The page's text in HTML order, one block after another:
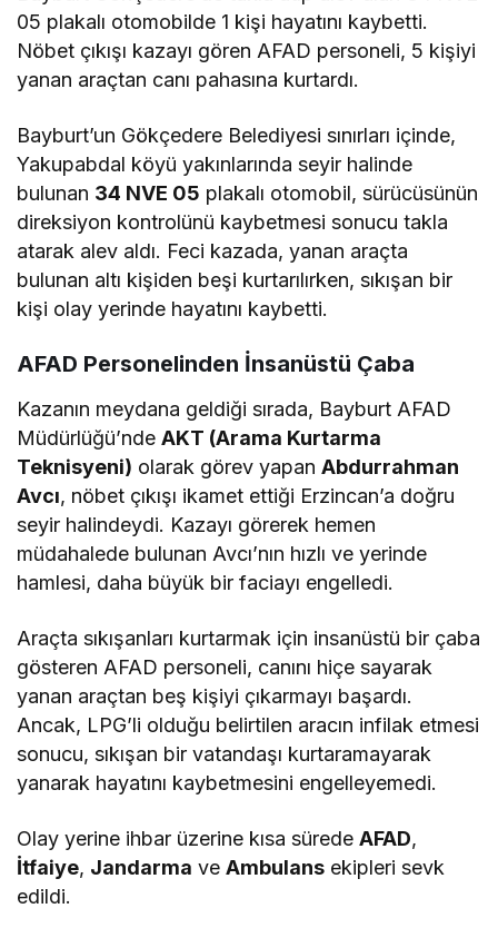
05 plakalı otomobilde 1 kişi hayatını kaybetti.
Nöbet çıkışı kazayı gören AFAD personeli, 5 kişiyi
yanan araçtan canı pahasına kurtardı.
Bayburt’un Gökçedere Belediyesi sınırları içinde,
Yakupabdal köyü yakınlarında seyir halinde
bulunan 34 NVE 05 plakalı otomobil, sürücüsünün
direksiyon kontrolünü kaybetmesi sonucu takla
atarak alev aldı. Feci kazada, yanan araçta
bulunan altı kişiden beşi kurtarılırken, sıkışan bir
kişi olay yerinde hayatını kaybetti.
AFAD Personelinden İnsanüstü Çaba
Kazanın meydana geldiği sırada, Bayburt AFAD
Müdürlüğü’ndeAKT (Arama Kurtarma
Teknisyeni) olarak görev yapanAbdurrahman
Avcı, nöbet çıkışı ikamet ettiği Erzincan’a doğru
seyir halindeydi. Kazayı görerek hemen
müdahalede bulunan Avcı’nın hızlı ve yerinde
hamlesi, daha büyük bir faciayı engelledi.
Araçta sıkışanları kurtarmak için insanüstü bir çaba
gösteren AFAD personeli, canını hiçe sayarak
yanan araçtan beş kişiyi çıkarmayı başardı.
Ancak, LPG’li olduğu belirtilen aracın infilak etmesi
sonucu, sıkışan bir vatandaşı kurtaramayarak
yanarak hayatını kaybetmesini engelleyemedi.
Olay yerine ihbar üzerine kısa süredeAFAD,
İtfaiye, Jandarma veAmbulans ekipleri sevk
edildi.